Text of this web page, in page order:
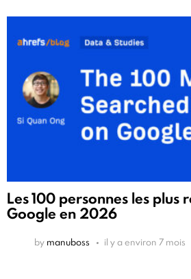
Les 100 personnes les plus
Google en 2026
by manuboss il y a environ 7 mois